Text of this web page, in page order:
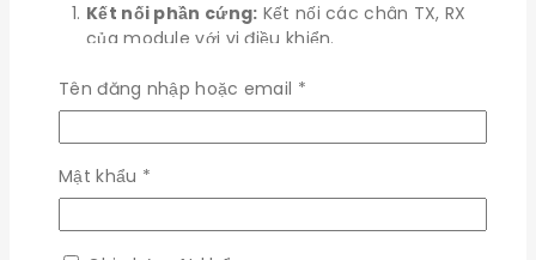
Kết nối phần cứng: Kết nối các chân TX, RX
của module với vi điều khiển.
qua UART để cấu hình tên thiết bị, mật khẩu,
tốc độ baudrate.
Viết chương trình:Viết chương trình cho vi
điều khiển để gửi và nhận dữ liệu qua module.
Kết nối với thiết bị di động:
Tên đăng nhập hoặc email *Bắt
buộc
Mật khẩu *
buộc